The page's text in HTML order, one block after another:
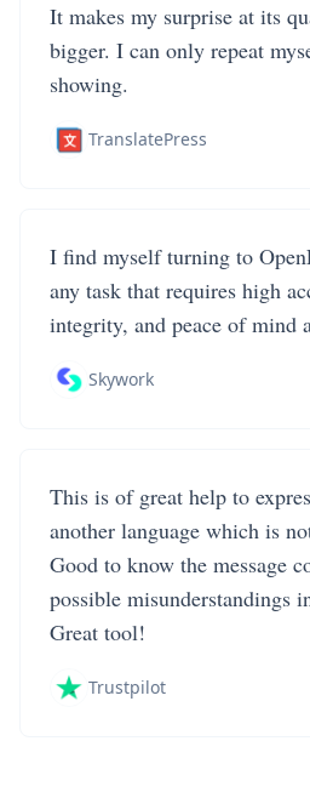
It makes my surprise at its
bigger. I can only repeat
showing.
TranslatePress
I find myself turning to
any task that requires high
integrity, and peace of mind
Skywork
This is of great help to
another language which is
Good to know the message
possible misunderstandings
Great tool!
Trustpilot